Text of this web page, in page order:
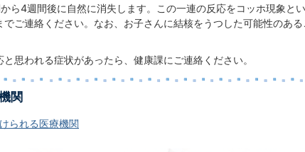
ら4週間後に自然に消失します。この一連の反応をコッホ現象と
ご連絡ください。なお、お子さんに結核をうつした可能性のあ
思われる症状があったら、健康課にご連絡ください。
関
られる医療機関